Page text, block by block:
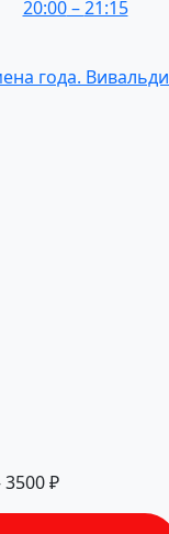
20:00–21:15
года. Вивальди
3500 ₽